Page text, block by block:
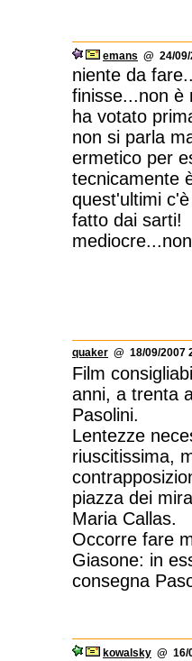
emans @ 24/
niente da
finisse...non è
ha votato
non si parla
ermetico per
tecnicamente
quest'ultimi
fatto dai sarti!
quaker @ 18/09/2007
Film
anni, a trenta
Pasolini.
Lentezze
riuscitissima,
piazza dei
Maria Callas.
Occorre fare
Giasone: in
consegna
kowalsky @ 16/